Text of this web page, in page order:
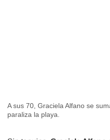
A sus 70, Graciela Alfano se
paraliza la playa.